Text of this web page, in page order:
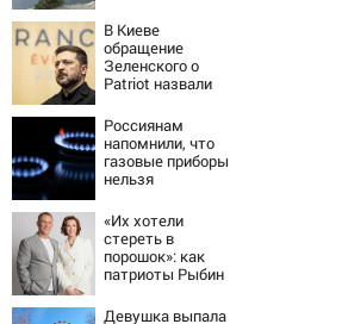
В Киеве
обращение
Зеленского о
Patriot назвали
Россиянам
напомнили, что
газовые приборы
нельзя
самостоятельно
«Их хотели
стереть в
порошок»: как
патриоты Рыбин
бросили вызов
Девушка выпала